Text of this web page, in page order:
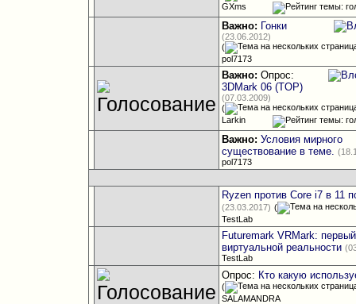
GXms
Важно: Гонки
(23.06.2012)
(
pol7173
Важно: Опрос:
3DMark 06 (TOP)
(07.03.2009)
(
Larkin
Важно: Условия мирного
существование в теме.
pol7173
Ryzen против Core i7 в 11
(23.03.2017) (
TestLab
Futuremark VRMark:
виртуальной реальности
TestLab
Опрос: Кто какую
(
SALAMANDRA